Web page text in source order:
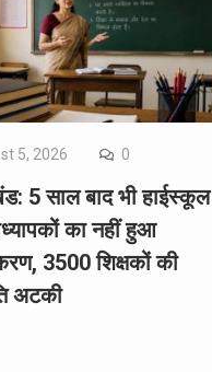
5, 2026 0
5 साल बाद भी हाईस्कूल
का नहीं हुआ
3500 शिक्षकों की
अटकी